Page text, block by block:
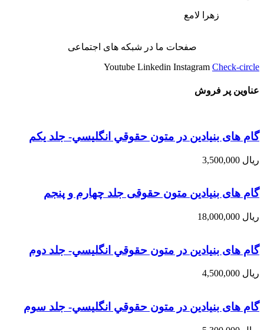
زهرا لامع
صفحات ما در شبکه های اجتماعی
Youtube Linkedin Instagram Check-circle
عناوین پر فروش
گام های بنیادین در متون حقوقي انگليسي- جلد يكم
ریال
گام های بنیادین متون حقوقی جلد چهارم و پنجم
ریال
گام های بنیادین در متون حقوقي انگليسي- جلد دوم
ریال
گام های بنیادین در متون حقوقي انگليسي- جلد سوم